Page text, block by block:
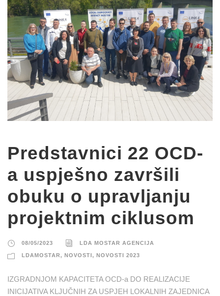
Predstavnici 22 OCD-
a uspješno završili
obuku o upravljanju
projektnim ciklusom
08/05/2023 LDA MOSTAR AGENCIJA
LDAMOSTAR, NOVOSTI, NOVOSTI 2023
IZGRADNJOM KAPACITETA OCD-a DO REALIZACIJE
INICIJATIVA KLJUČNIH ZA USPJEH LOKALNIH ZAJEDNICA